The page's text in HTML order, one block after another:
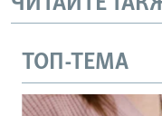
ТОП-ТЕМА